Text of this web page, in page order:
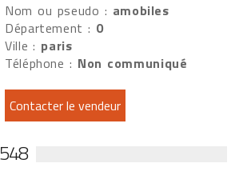
Nom ou pseudo : amobiles
Département : 0
Ville : paris
Téléphone : Non communiqué